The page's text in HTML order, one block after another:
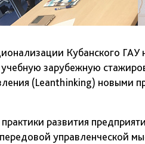
Кубанского ГАУ
зарубежную
(Leanthinking) новыми
развития
управленческой